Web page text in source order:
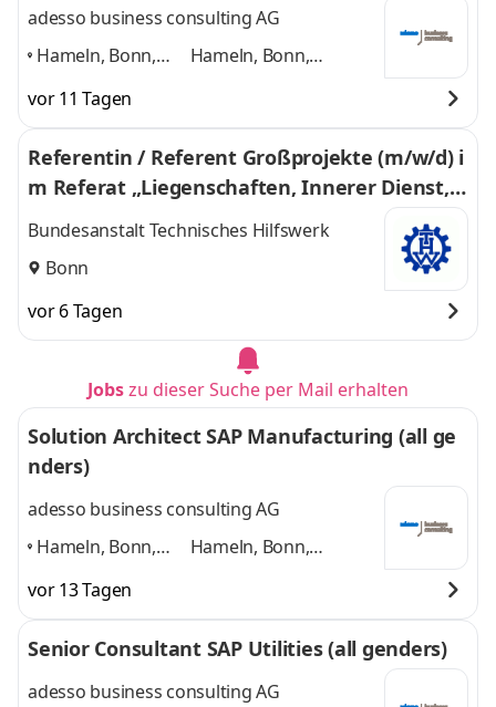
adesso business consulting AG
Hameln, Bonn,
Paderborn,
Düsseldorf,
Hameln, Bonn,
und 4 weitere
vor 11 Tagen
Referentin / Referent Großprojekte (m/w/d) i
m Referat „Liegenschaften, Innerer Dienst,
Umwelt“ der THW-Leitung in Bonn
Bundesanstalt Technisches Hilfswerk
Bonn
vor 6 Tagen
Jobszu dieser Suche per Mail erhalten
Solution Architect SAP Manufacturing (all ge
nders)
adesso business consulting AG
Hameln, Bonn,
Paderborn,
Düsseldorf,
Hameln, Bonn,
und 4 weitere
vor 13 Tagen
Senior Consultant SAP Utilities (all genders)
adesso business consulting AG